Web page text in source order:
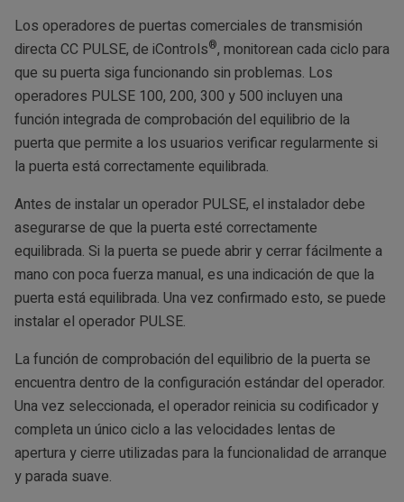
Los operadores de puertas comerciales de transmisión
directa CC PULSE, de iControls®, monitorean cada ciclo para
que su puerta siga funcionando sin problemas. Los
operadores PULSE 100, 200, 300 y 500 incluyen una
función integrada de comprobación del equilibrio de la
puerta que permite a los usuarios verificar regularmente si
la puerta está correctamente equilibrada.
Antes de instalar un operador PULSE, el instalador debe
asegurarse de que la puerta esté correctamente
equilibrada. Si la puerta se puede abrir y cerrar fácilmente a
mano con poca fuerza manual, es una indicación de que la
puerta está equilibrada. Una vez confirmado esto, se puede
instalar el operador PULSE.
La función de comprobación del equilibrio de la puerta se
encuentra dentro de la configuración estándar del operador.
Una vez seleccionada, el operador reinicia su codificador y
completa un único ciclo a las velocidades lentas de
apertura y cierre utilizadas para la funcionalidad de arranque
y parada suave.